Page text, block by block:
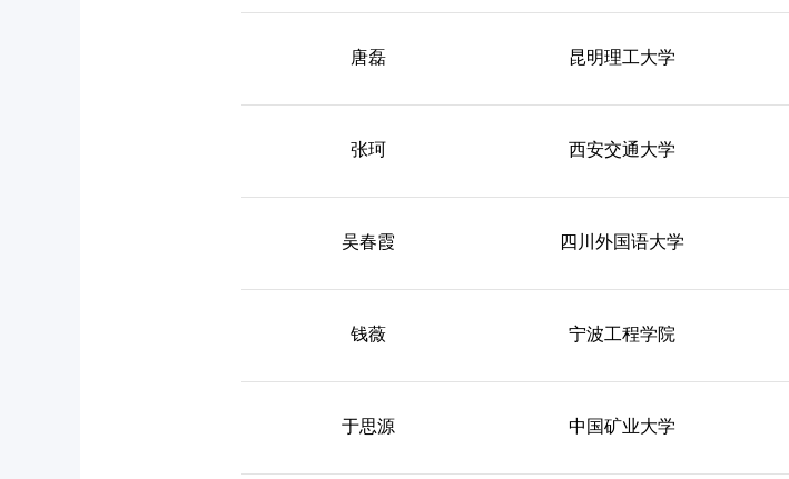
唐磊 昆明理工大学
张珂 西安交通大学
吴春霞 四川外国语大学
钱薇 宁波工程学院
于思源 中国矿业大学